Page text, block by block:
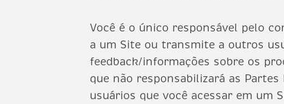
Você é o único responsável pelo
a um Site ou transmite a outros
feedback/informações sobre os
que não responsabilizará as
usuários que você acessar em um